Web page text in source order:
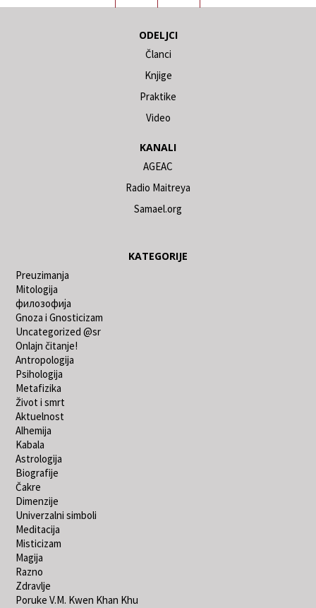
ODELJCI
Članci
Knjige
Praktike
Video
KANALI
AGEAC
Radio Maitreya
Samael.org
KATEGORIJE
Preuzimanja
Mitologija
филозофија
Gnoza i Gnosticizam
Uncategorized @sr
Onlajn čitanje!
Antropologija
Psihologija
Metafizika
Život i smrt
Aktuelnost
Alhemija
Kabala
Astrologija
Biografije
Čakre
Dimenzije
Univerzalni simboli
Meditacija
Misticizam
Magija
Razno
Zdravlje
Poruke V.M. Kwen Khan Khu